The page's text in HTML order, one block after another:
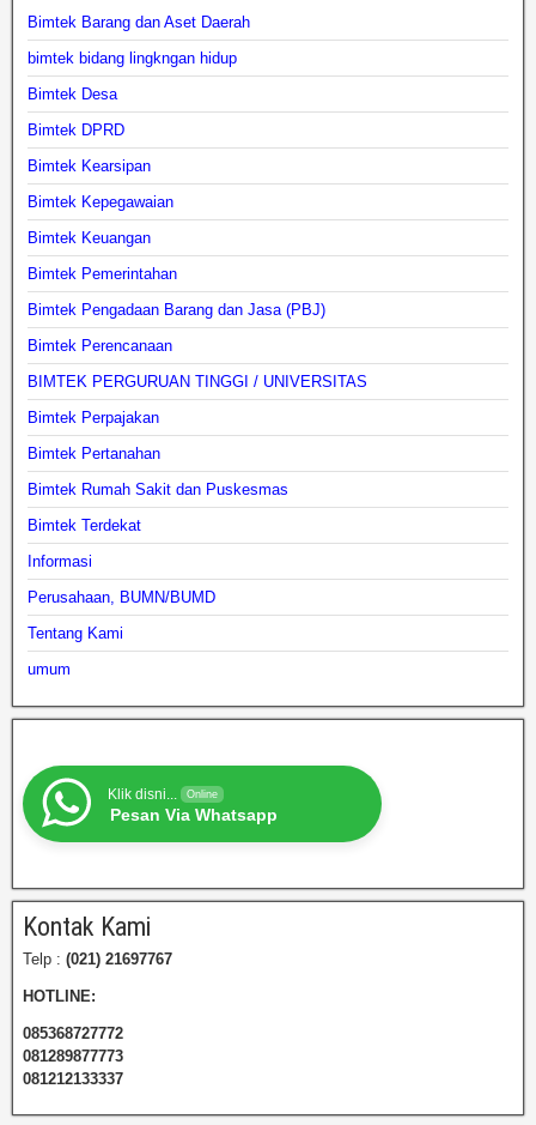
Bimtek Barang dan Aset Daerah
bimtek bidang lingkngan hidup
Bimtek Desa
Bimtek DPRD
Bimtek Kearsipan
Bimtek Kepegawaian
Bimtek Keuangan
Bimtek Pemerintahan
Bimtek Pengadaan Barang dan Jasa (PBJ)
Bimtek Perencanaan
BIMTEK PERGURUAN TINGGI / UNIVERSITAS
Bimtek Perpajakan
Bimtek Pertanahan
Bimtek Rumah Sakit dan Puskesmas
Bimtek Terdekat
Informasi
Perusahaan, BUMN/BUMD
Tentang Kami
umum
Klik disni... Online
Pesan Via Whatsapp
Kontak Kami
Telp : (021) 21697767
HOTLINE:
085368727772
081289877773
081212133337